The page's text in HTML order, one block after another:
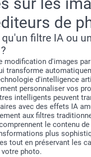
de
qu'un filtre IA ou
modification d'images
transforme
d'intelligence
personnaliser vos
intelligents peuvent
avec des effets IA
aux filtres
le contenu
plus
tout en préservant les
photo.